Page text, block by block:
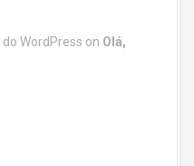
WordPress on Olá,